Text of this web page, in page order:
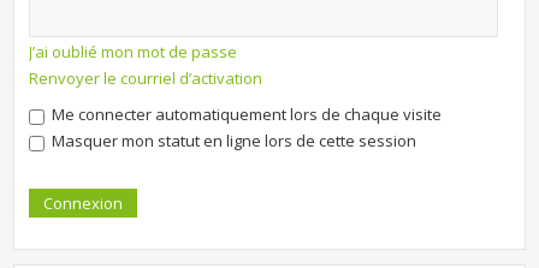
J’ai oublié mon mot de passe
Renvoyer le courriel d’activation
Me connecter automatiquement lors de chaque visite
Masquer mon statut en ligne lors de cette session